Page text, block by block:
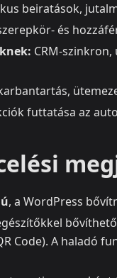
beiratások,
és
futtatása az
, a WordPress
Code). A haladó